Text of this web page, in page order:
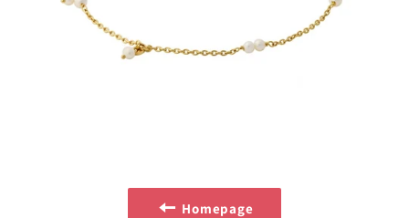
Homepage